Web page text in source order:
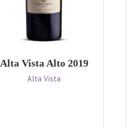
Alta Vista Alto 2019
Alta Vista